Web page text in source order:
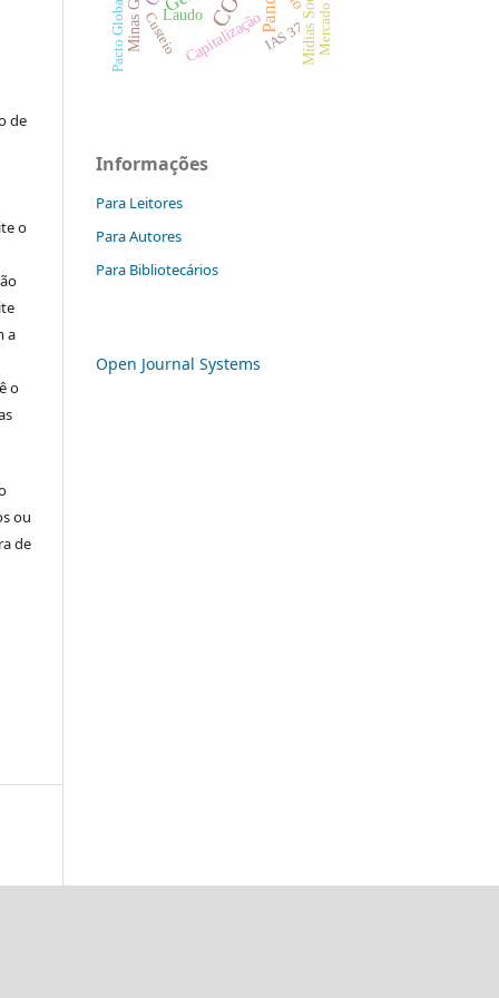
de
o
a
o
ou
de
Capitalização
Laudo Mídias Sociais
Custeio
Pacto Global IAS 37
Informações
Para Leitores
Para Autores
Para Bibliotecários
Open Journal Systems